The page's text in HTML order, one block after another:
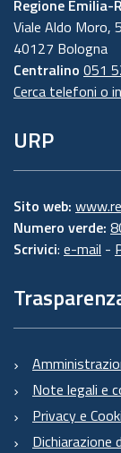
Regione Emilia-
Viale Aldo Moro,
40127 Bologna
Centralino 051
Cerca telefoni o
URP
Sito web:
Numero verde:
Scrivici: e-mail -
Note legali e
Privacy e
Dichiarazione